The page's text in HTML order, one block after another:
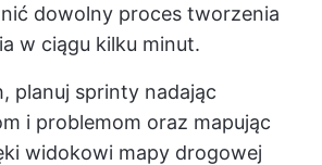
dowolny proces tworzenia
w ciągu kilku minut.
planuj sprinty nadając
i problemom oraz mapując
widokowi mapy drogowej